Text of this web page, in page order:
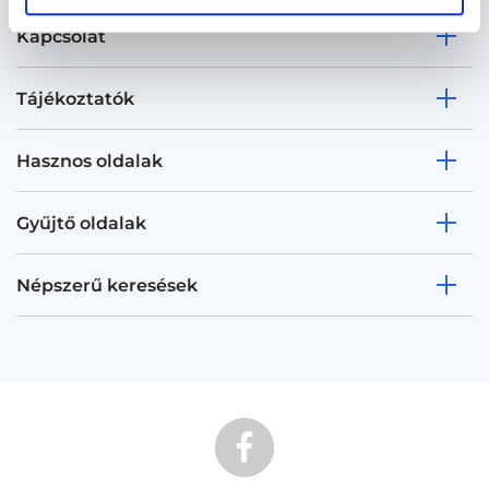
Kapcsolat
Tájékoztatók
Hasznos oldalak
Gyűjtő oldalak
Népszerű keresések